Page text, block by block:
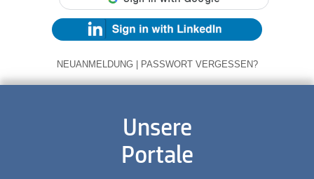
NEUANMELDUNG | PASSWORT VERGESSEN?
Unsere
Portale